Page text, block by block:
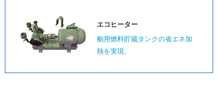
エコヒーター
舶用燃料貯蔵タンクの省エネ加
熱を実現。